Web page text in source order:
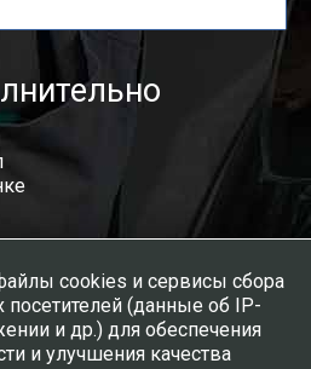
cookies и сервисы сбора
посетителей (данные об IP-
и др.) для обеспечения
и улучшения качества